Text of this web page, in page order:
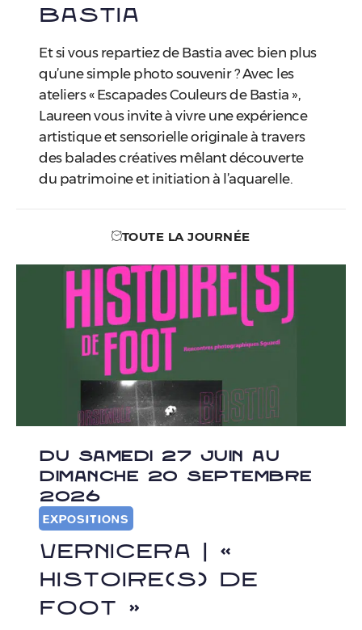
Bastia
Et si vous repartiez de Bastia avec bien plus
qu’une simple photo souvenir ? Avec les
ateliers « Escapades Couleurs de Bastia »,
Laureen vous invite à vivre une expérience
artistique et sensorielle originale à travers
des balades créatives mêlant découverte
du patrimoine et initiation à l’aquarelle.
TOUTE LA JOURNÉE
DU SAMEDI 27 JUIN AU
DIMANCHE 20 SEPTEMBRE
2026
EXPOSITIONS
Vernicera | «
Histoire(s) de
Foot »